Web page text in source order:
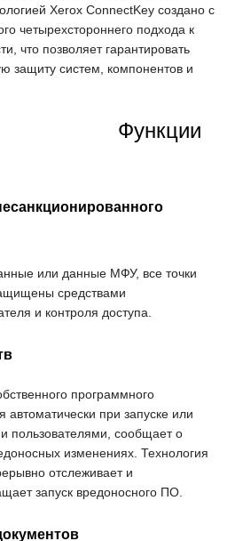
Xerox ConnectKey создано с
четырехстороннего подхода к
что позволяет гарантировать
защиту систем, компонентов и
или данные МФУ, все точки
средствами
и контроля доступа.
программного
при запуске или
пользователями, сообщает о
изменениях. Технология
отслеживает и
запуск вредоносного ПО.